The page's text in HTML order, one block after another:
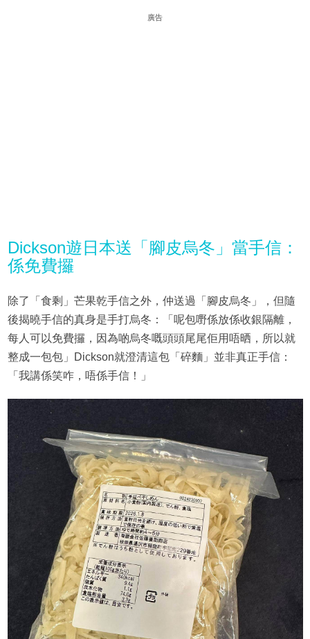
廣告
Dickson遊日本送「腳皮烏冬」當手信：
係免費攞
除了「食剩」芒果乾手信之外，仲送過「腳皮烏冬」，但隨
後揭曉手信的真身是手打烏冬：「呢包嘢係放係收銀隔離，
每人可以免費攞，因為啲烏冬嘅頭頭尾尾佢用唔晒，所以就
整成一包包」Dickson就澄清這包「碎麵」並非真正手信：
「我講係笑咋，唔係手信！」